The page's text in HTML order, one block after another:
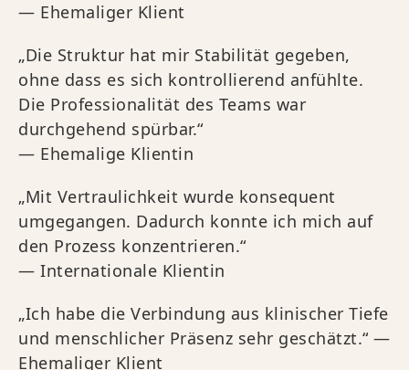
— Ehemaliger Klient
„Die Struktur hat mir Stabilität gegeben,
ohne dass es sich kontrollierend anfühlte.
Die Professionalität des Teams war
durchgehend spürbar.“
— Ehemalige Klientin
„Mit Vertraulichkeit wurde konsequent
umgegangen. Dadurch konnte ich mich auf
den Prozess konzentrieren.“
— Internationale Klientin
„Ich habe die Verbindung aus klinischer Tiefe
und menschlicher Präsenz sehr geschätzt.“ —
Ehemaliger Klient